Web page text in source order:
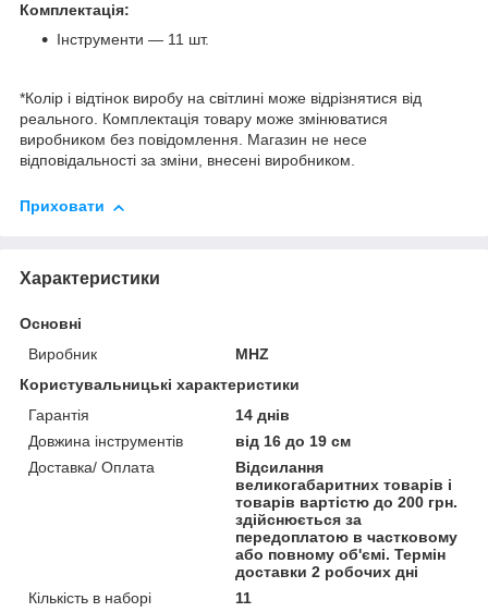
Комплектація:
Інструменти — 11 шт.
*Колір і відтінок виробу на світлині може відрізнятися від
реального. Комплектація товару може змінюватися
виробником без повідомлення. Магазин не несе
відповідальності за зміни, внесені виробником.
Приховати
Характеристики
Основні
Виробник
MHZ
Користувальницькі характеристики
Гарантія
14 днів
Довжина інструментів
від 16 до 19 см
Доставка/ Оплата
Відсилання
великогабаритних товарів і
товарів вартістю до 200 грн.
здійснюється за
передоплатою в частковому
або повному об'ємі. Термін
доставки 2 робочих дні
Кількість в наборі
11